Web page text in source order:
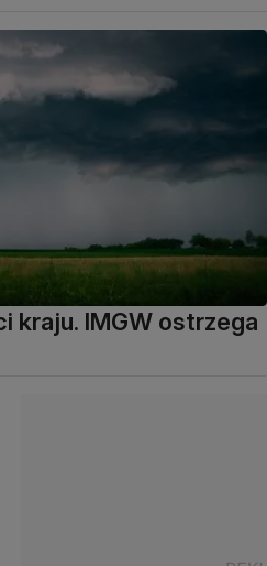
kraju. IMGW ostrzega